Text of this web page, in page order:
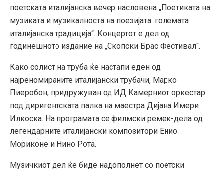
поетската италијанска вечер насловена „Поетиката на
музиката и музикалноста на поезијата: големата
италијанска традиција“. Концертот е дел од
годинешното издание на „Скопски Брас Фестивал“.
Како солист на труба ќе настапи еден од
најреномираните италијански трубачи, Марко
Пиеробон, придружуван од ИД Камерниот оркестар
под диригентската палка на маестра Дијана Имери
Илкоска. На програмата се филмски ремек-дела од
легендарните италијански композитори Енио
Мориконе и Нино Рота.
Музичкиот дел ќе биде надополнет со поетски